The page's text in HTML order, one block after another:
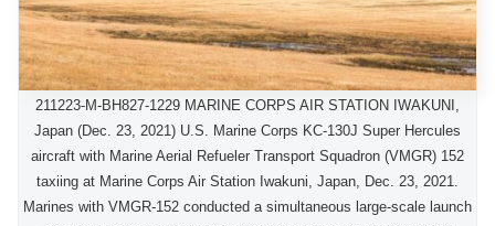
211223-M-BH827-1229 MARINE CORPS AIR STATION IWAKUNI,
Japan (Dec. 23, 2021) U.S. Marine Corps KC-130J Super Hercules
aircraft with Marine Aerial Refueler Transport Squadron (VMGR) 152
taxiing at Marine Corps Air Station Iwakuni, Japan, Dec. 23, 2021.
Marines with VMGR-152 conducted a simultaneous large-scale launch